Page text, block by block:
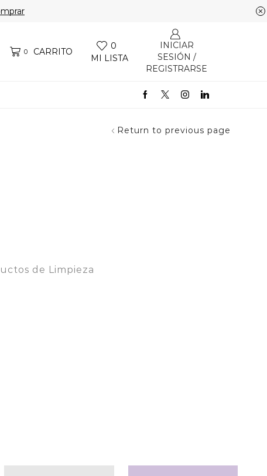
0 CARRITO
0
MI LISTA
INICIAR
SESIÓN /
REGISTRARSE
Return to previous page
de Limpieza